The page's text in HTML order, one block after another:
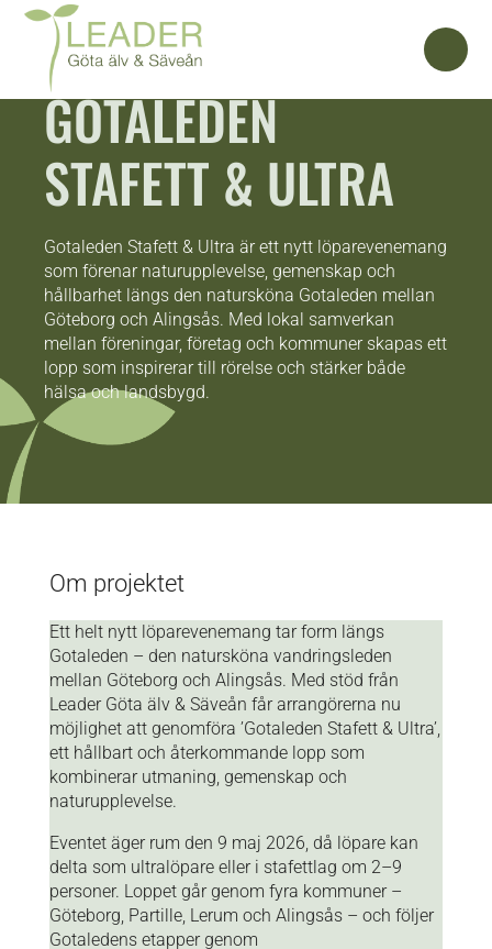
GOTALEDEN
STAFETT & ULTRA
Gotaleden Stafett & Ultra är ett nytt löparevenemang
som förenar naturupplevelse, gemenskap och
hållbarhet längs den natursköna Gotaleden mellan
Göteborg och Alingsås. Med lokal samverkan
mellan föreningar, företag och kommuner skapas ett
lopp som inspirerar till rörelse och stärker både
hälsa och landsbygd.
Om projektet
Ett helt nytt löparevenemang tar form längs
Gotaleden – den natursköna vandringsleden
mellan Göteborg och Alingsås. Med stöd från
Leader Göta älv & Säveån får arrangörerna nu
möjlighet att genomföra ’Gotaleden Stafett & Ultra’,
ett hållbart och återkommande lopp som
kombinerar utmaning, gemenskap och
naturupplevelse.
Eventet äger rum den 9 maj 2026, då löpare kan
delta som ultralöpare eller i stafettlag om 2–9
personer. Loppet går genom fyra kommuner –
Göteborg, Partille, Lerum och Alingsås – och följer
Gotaledens etapper genom